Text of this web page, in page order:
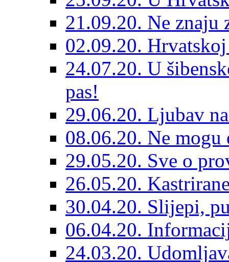
21.09.20. Ne znaju
02.09.20.
24.07.20. U
pas!
29.06.20. Ljubav
08.06.20. Ne
29.05.20. Sve o
26.05.20.
30.04.20. Slijepi,
06.04.20.
24.03.20.